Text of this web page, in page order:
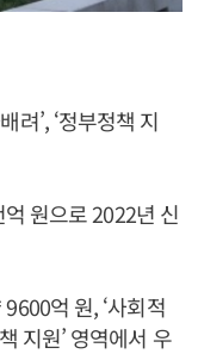
려’, ‘정부정책 지
원으로 2022년 신
억 원, ‘사회적
지원’ 영역에서 우